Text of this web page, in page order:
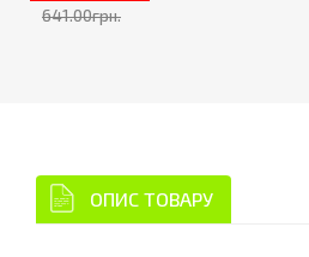
641.00грн.
ОПИС ТОВАРУ